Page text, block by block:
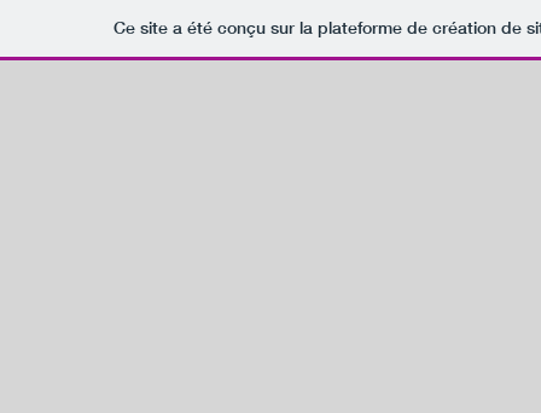
Ce site a été conçu sur la plateforme de création de